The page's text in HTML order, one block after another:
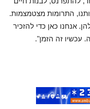
, התרומות מצטמצמות.
. אנחנו כאן כדי להזכיר
. עכשיו זה הזמן".